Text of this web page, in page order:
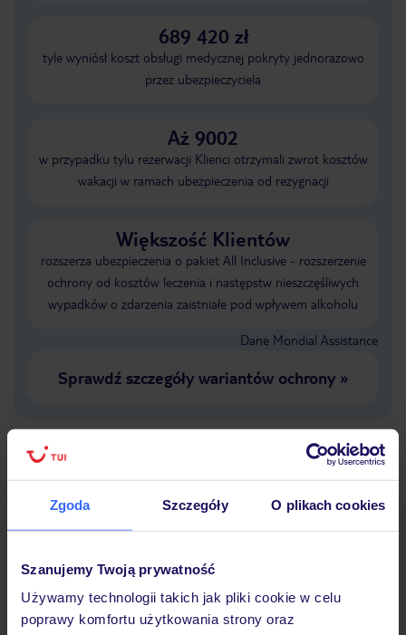
Zgoda Szczegóły O plikach cookies
Szanujemy Twoją prywatność
Używamy technologii takich jak pliki cookie w celu
poprawy komfortu użytkowania strony oraz
689 420 zł
tyle wyniósł koszt obsługi medycznej pokryty jednorazowo
przez ubezpieczyciela
Aż 9002
w przypadku tylu rezerwacji Klienci otrzymali zwrot kosztów
wakacji w ramach ubezpieczenia od rezygnacji
Większość Klientów
rozszerza ubezpieczenia o pakiet All Inclusive - rozszerzenie
ochrony od kosztów leczenia i następstw nieszczęśliwych
wypadków o zdarzenia zaistniałe pod wpływem alkoholu
Dane Mondial Assistance
Sprawdź szczegóły wariantów ochrony»
Dlaczego warto wybrać TUI?
Lider niskich cen
podróży w Polsce